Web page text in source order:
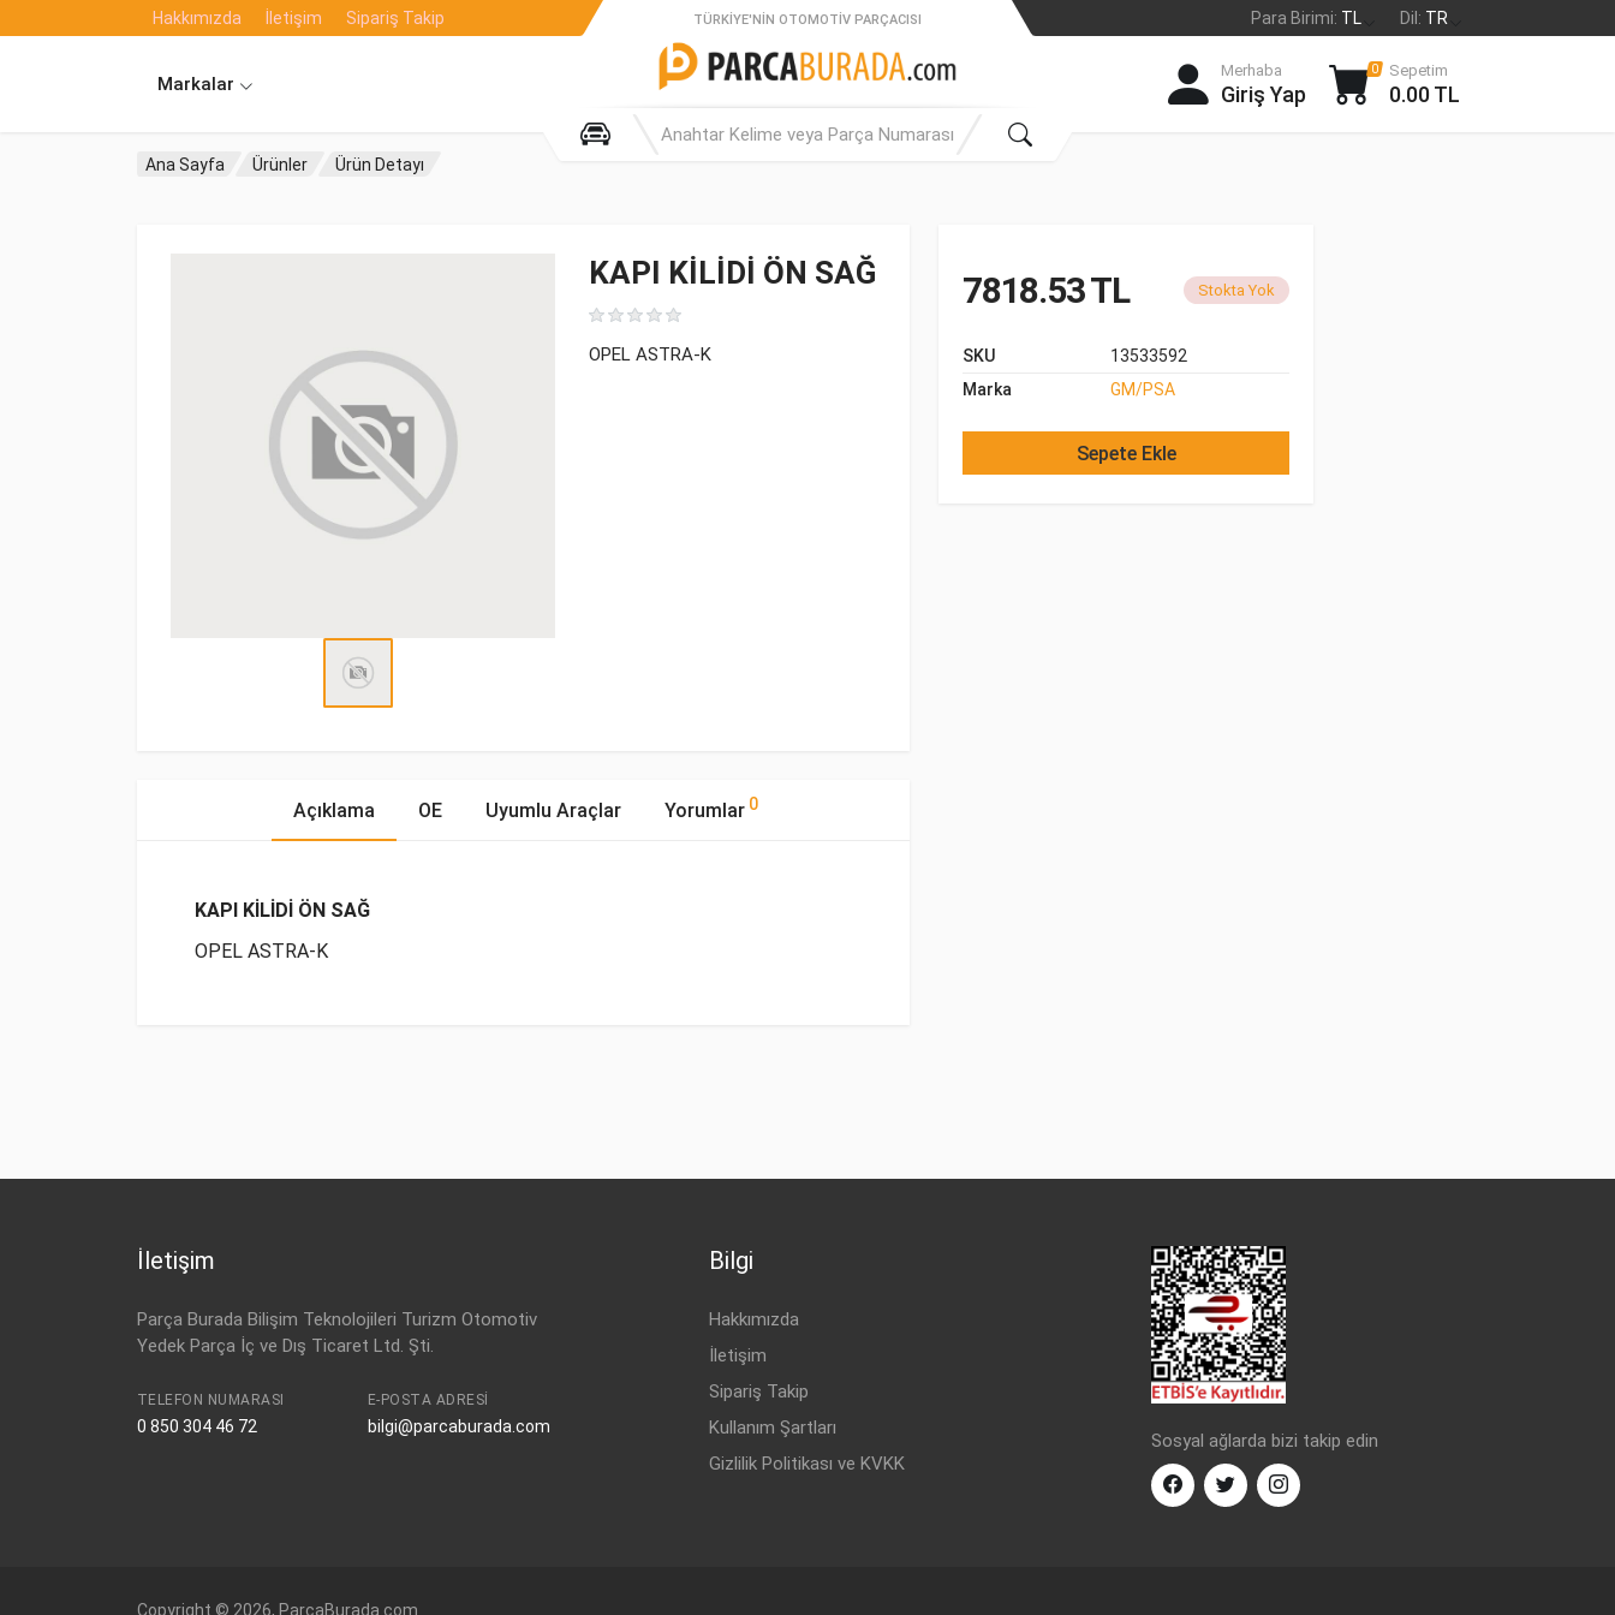
Hakkımızda İletişim Sipariş Takip Para Birimi: TL Dil: TR
Markalar
TÜRKIYE'NIN OTOMOTIV PARÇACISI
Merhaba
Giriş Yap
0 Sepetim
0.00 TL
Ana Sayfa Ürünler Ürün Detayı
KAPI KİLİDİ ÖN SAĞ
OPEL ASTRA-K
7818.53 TL Stokta Yok
SKU
13533592
Marka
GM/PSA
Sepete Ekle
Açıklama OE Uyumlu Araçlar Yorumlar 0
KAPI KİLİDİ ÖN SAĞ
OPEL ASTRA-K
İletişim
Parça Burada Bilişim Teknolojileri Turizm Otomotiv
Yedek Parça İç ve Dış Ticaret Ltd. Şti.
TELEFON NUMARASI
0 850 304 46 72
E-POSTA ADRESI
bilgi@parcaburada.com
Bilgi
Hakkımızda
İletişim
Sipariş Takip
Kullanım Şartları
Gizlilik Politikası ve KVKK
Sosyal ağlarda bizi takip edin
Copyright © 2026, ParcaBurada.com